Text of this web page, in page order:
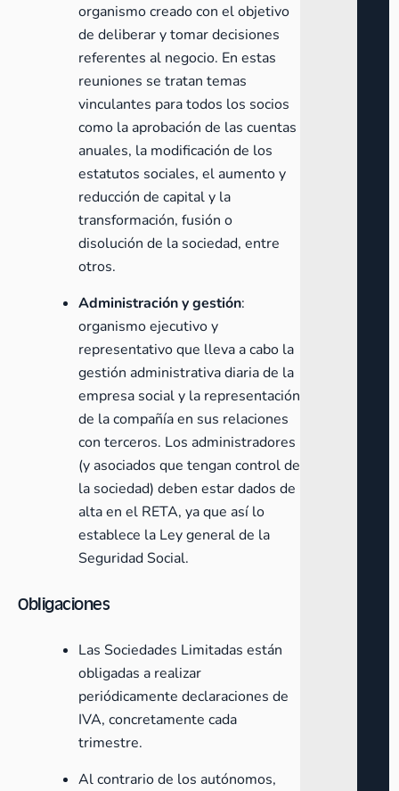
organismo creado con el objetivo
de deliberar y tomar decisiones
referentes al negocio. En estas
reuniones se tratan temas
vinculantes para todos los socios
como la aprobación de las cuentas
anuales, la modificación de los
estatutos sociales, el aumento y
reducción de capital y la
transformación, fusión o
disolución de la sociedad, entre
otros.
Administración y gestión:
organismo ejecutivo y
representativo que lleva a cabo la
gestión administrativa diaria de la
empresa social y la representación
de la compañía en sus relaciones
con terceros. Los administradores
(y asociados que tengan control de
la sociedad) deben estardados de
alta en el RETA, ya que así lo
establece la Ley general de la
Seguridad Social.
Obligaciones
Las Sociedades Limitadas están
obligadas a realizar
periódicamente declaraciones de
IVA, concretamente cada
trimestre.
Al contrario de los autónomos,